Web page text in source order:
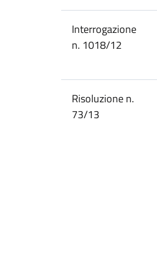
Interrogazione
n. 1018/12
Risoluzione n.
73/13